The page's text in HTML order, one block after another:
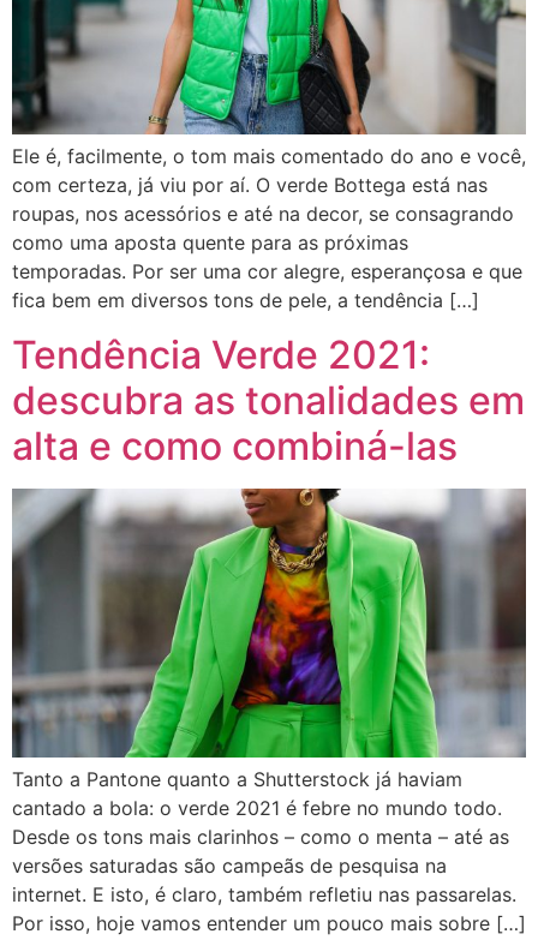
Ele é, facilmente, o tom mais comentado do ano e você,
com certeza, já viu por aí. O verde Bottega está nas
roupas, nos acessórios e até na decor, se consagrando
como uma aposta quente para as próximas
temporadas. Por ser uma cor alegre, esperançosa e que
fica bem em diversos tons de pele, a tendência […]
Tendência Verde 2021:
descubra as tonalidades em
alta e como combiná-las
Tanto a Pantone quanto a Shutterstock já haviam
cantado a bola: o verde 2021 é febre no mundo todo.
Desde os tons mais clarinhos – como o menta – até as
versões saturadas são campeãs de pesquisa na
internet. E isto, é claro, também refletiu nas passarelas.
Por isso, hoje vamos entender um pouco mais sobre […]